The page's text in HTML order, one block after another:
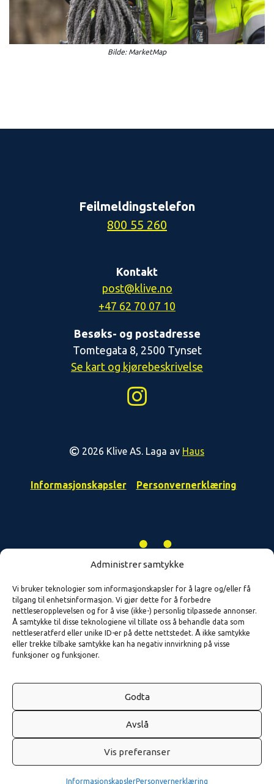
Administrer samtykke
Vi bruker teknologier som informasjonskapsler for å lagre og/eller få
tilgang til enhetsinformasjon. Vi gjør dette for å forbedre
nettleseropplevelsen og for å vise (ikke-) personlig tilpassede annonser.
Å samtykke til disse teknologiene vil tillate oss å behandle data som
nettleseratferd eller unike ID-er på dette nettstedet. Å ikke samtykke
eller trekke tilbake samtykke kan ha negativ innvirkning på visse
funksjoner og funksjoner.
Godta
Avslå
Vis preferanser
InformasjonskapslerPersonvernerklæring
Bilde: MarketMap
Feilmeldingstelefon
800 55 260
Kontakt
post@klive.no
+47 62 70 07 10
Besøks- og postadresse
Tomtegata 8, 2500 Tynset
Se kart og kjørebeskrivelse
2026 Klive AS. Laga av Haus
Informasjonskapsler Personvernerklæring